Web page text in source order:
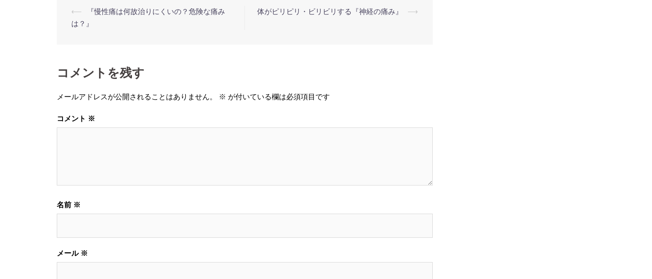
投
稿
ゲ
ー
シ
ョ
ン
⟵
『慢性痛は何故治りにくいの？危険な痛み
は？』
体がピリピリ・ビリビリする『神経の痛み』 ⟶
コメントを残す
メールアドレスが公開されることはありません。 ※ が付いている欄は必須項目です
コメント ※
名前 ※
メール ※